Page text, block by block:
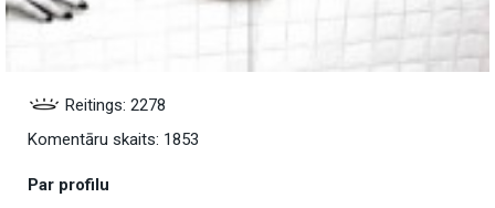
Reitings: 2278
Komentāru skaits: 1853
Par profilu